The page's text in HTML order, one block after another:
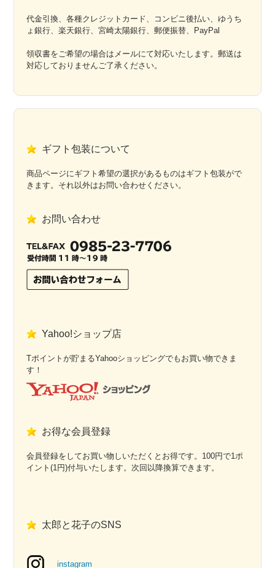
代金引換、各種クレジットカード、コンビニ後払い、ゆうち
ょ銀行、楽天銀行、宮崎太陽銀行、郵便振替、PayPal
領収書をご希望の場合はメールにて対応いたします。郵送は
対応しておりませんご了承ください。
ギフト包装について
商品ページにギフト希望の選択があるものはギフト包装がで
きます。それ以外はお問い合わせください。
お問い合わせ
Yahoo!ショップ店
Tポイントが貯まるYahooショッピングでもお買い物できま
す！
お得な会員登録
会員登録をしてお買い物しいただくとお得です。100円で1ポ
イント(1円)付与いたします。次回以降換算できます。
太郎と花子のSNS
instagram